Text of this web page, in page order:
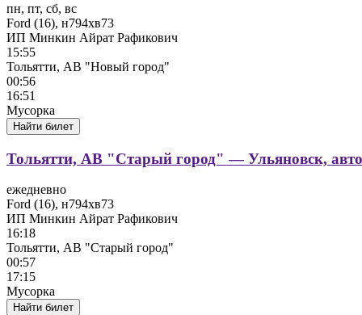
пн, пт, сб, вс
Ford (16), н794хв73
ИП Минкин Айрат Рафикович
15:55
Тольятти, АВ "Новый город"
00:56
16:51
Мусорка
Найти билет
Тольятти, АВ "Старый город" — Ульяновск,
ежедневно
Ford (16), н794хв73
ИП Минкин Айрат Рафикович
16:18
Тольятти, АВ "Старый город"
00:57
17:15
Мусорка
Найти билет